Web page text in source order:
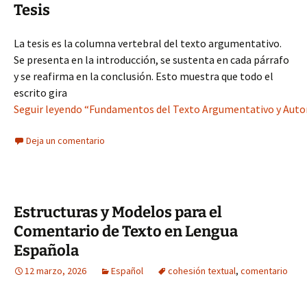
Tesis
La tesis es la columna vertebral del texto argumentativo.
Se presenta en la introducción, se sustenta en cada párrafo
y se reafirma en la conclusión. Esto muestra que todo el
escrito gira
Seguir leyendo “Fundamentos del Texto Argumentativo y
Deja un comentario
Estructuras y Modelos para el
Comentario de Texto en Lengua
Española
12 marzo, 2026 Español cohesión textual, comentario